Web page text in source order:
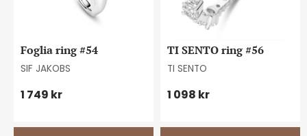
Foglia ring #54
SIF JAKOBS
1 749 kr
TI SENTO ring #56
TI SENTO
1 098 kr